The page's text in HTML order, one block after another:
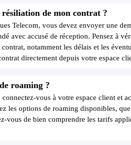
résiliation de mon contrat ?
Telecom, vous devez envoyer une
avec accusé de réception. Pensez à
notamment les délais et les
directement depuis votre espace
roaming ?
vous à votre espace client et
les options de roaming disponibles,
vous de bien comprendre les tarifs